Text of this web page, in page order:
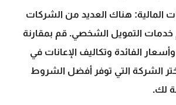
المالية: هناك العديد من الشركات
خدمات التمويل الشخصي. قم بمقارنة
الفائدة وتكاليف الإعانات في
الشركة التي توفر أفضل الشروط
لك.